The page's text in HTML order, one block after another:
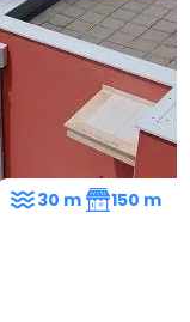
30 m 150 m